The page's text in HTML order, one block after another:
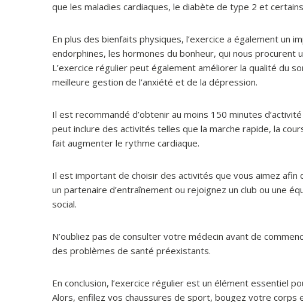
que les maladies cardiaques, le diabète de type 2 et
En plus des bienfaits physiques, l’exercice a également un
endorphines, les hormones du bonheur, qui nous
L’exercice régulier peut également améliorer la qualité du
meilleure gestion de l’anxiété et de la dépression.
Il est recommandé d’obtenir au moins 150 minutes
peut inclure des activités telles que la marche rapide, la
fait augmenter le rythme cardiaque.
Il est important de choisir des activités que vous aimez
un partenaire d’entraînement ou rejoignez un club ou une
social.
N’oubliez pas de consulter votre médecin avant de
des problèmes de santé préexistants.
En conclusion, l’exercice régulier est un élément essentiel
Alors, enfilez vos chaussures de sport, bougez votre corps